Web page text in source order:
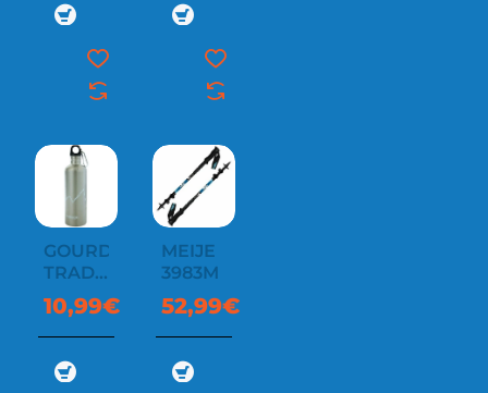
GOURDE
TRADITION
0.75L
10,99€
MEIJE
3983M
52,99€